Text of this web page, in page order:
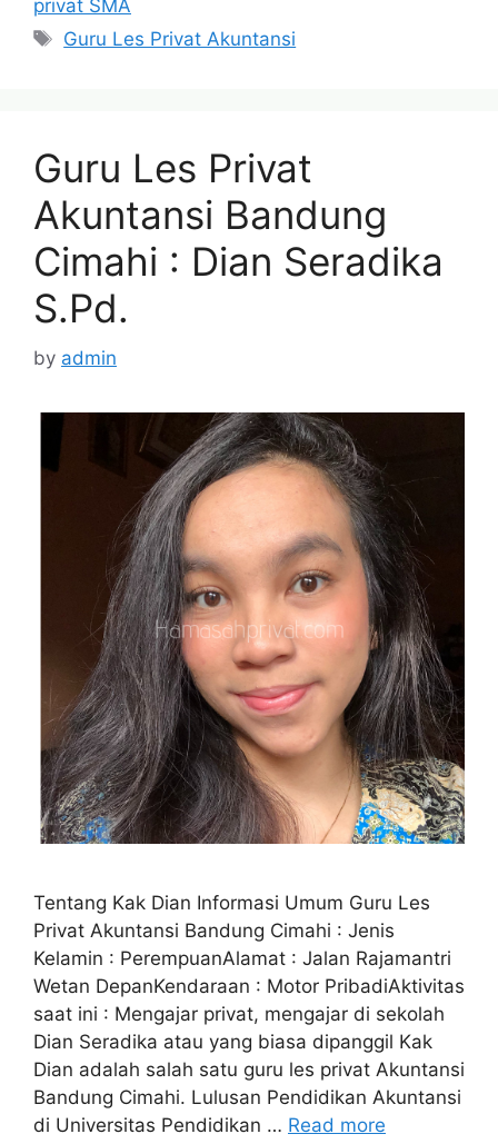
privat SMA
Tags
Guru Les Privat Akuntansi
Guru Les Privat
Akuntansi Bandung
Cimahi : Dian Seradika
S.Pd.
by admin
Tentang Kak Dian Informasi Umum Guru Les
Privat Akuntansi Bandung Cimahi : Jenis
Kelamin : PerempuanAlamat : Jalan Rajamantri
Wetan DepanKendaraan : Motor PribadiAktivitas
saat ini : Mengajar privat, mengajar di sekolah
Dian Seradika atau yang biasa dipanggil Kak
Dian adalah salah satu guru les privat Akuntansi
Bandung Cimahi. Lulusan Pendidikan Akuntansi
di Universitas Pendidikan … Read more